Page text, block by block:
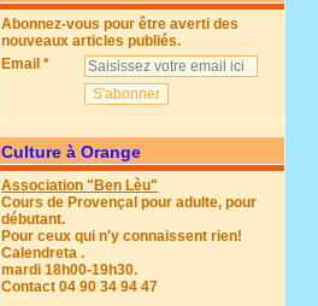
Abonnez-vous pour être averti des
nouveaux articles publiés.
Email
Culture à Orange
Association "Ben Lèu"
Cours de Provençal pour adulte, pour
débutant.
Pour ceux qui n'y connaissent rien!
Calendreta .
mardi 18h00-19h30.
Contact 04 90 34 94 47